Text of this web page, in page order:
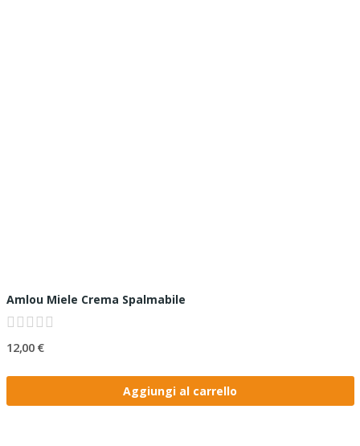
Amlou Miele Crema Spalmabile
12,00 €
Aggiungi al carrello